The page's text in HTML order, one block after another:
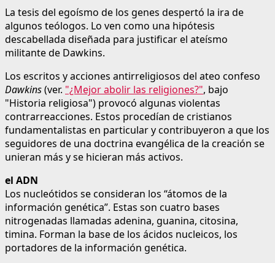
La tesis del egoísmo de los genes despertó la ira de
algunos teólogos. Lo ven como una hipótesis
descabellada diseñada para justificar el ateísmo
militante de Dawkins.
Los escritos y acciones antirreligiosos del ateo confeso
Dawkins(ver. "¿Mejor abolir las religiones?", bajo
"Historia religiosa") provocó algunas violentas
contrarreacciones. Estos procedían de cristianos
fundamentalistas en particular y contribuyeron a que los
seguidores de una doctrina evangélica de la creación se
unieran más y se hicieran más activos.
el ADN
Los nucleótidos se consideran los “átomos de la
información genética”. Estas son cuatro bases
nitrogenadas llamadas adenina, guanina, citosina,
timina. Forman la base de los ácidos nucleicos, los
portadores de la información genética.